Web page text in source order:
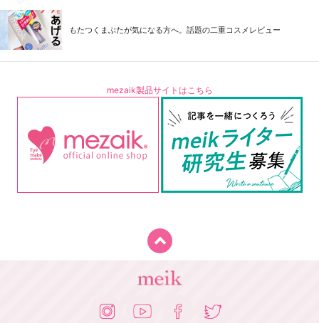
もたつくまぶたが気になる方へ。話題の二重コスメレビュー
mezaik製品サイトはこちら